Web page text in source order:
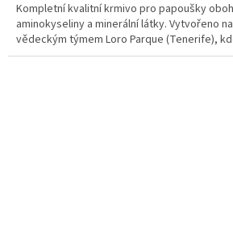
Kompletní kvalitní krmivo pro papoušky
aminokyseliny a minerální látky. Vytvořeno
vědeckým týmem Loro Parque (Tenerife),